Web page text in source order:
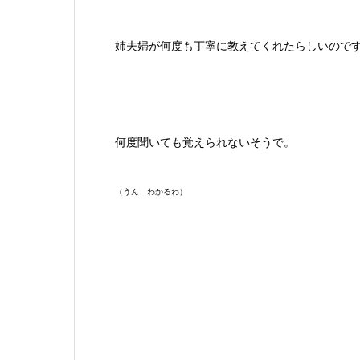
姉夫婦が何度も丁寧に教えてくれたらしいので
何度聞いても覚えられないそうで。
（うん、わかるわ）